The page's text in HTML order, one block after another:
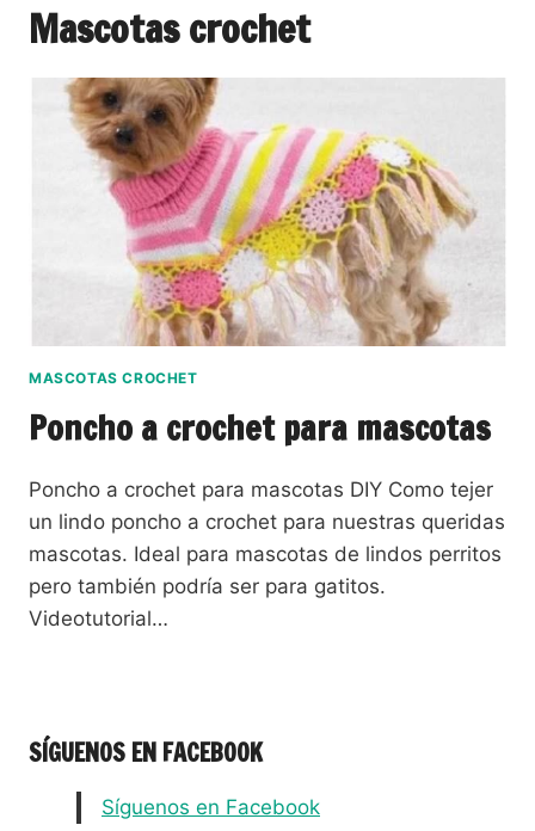
Mascotas crochet
MASCOTAS CROCHET
Poncho a crochet para mascotas
Poncho a crochet para mascotas DIY Como tejer
un lindo poncho a crochet para nuestras queridas
mascotas. Ideal para mascotas de lindos perritos
pero también podría ser para gatitos.
Videotutorial…
SÍGUENOS EN FACEBOOK
Síguenos en Facebook